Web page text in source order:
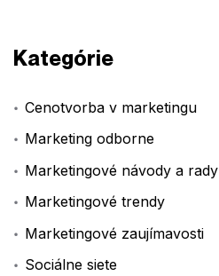
Kategórie
Cenotvorba v marketingu
Marketing odborne
Marketingové návody a rady
Marketingové trendy
Marketingové zaujímavosti
Sociálne siete